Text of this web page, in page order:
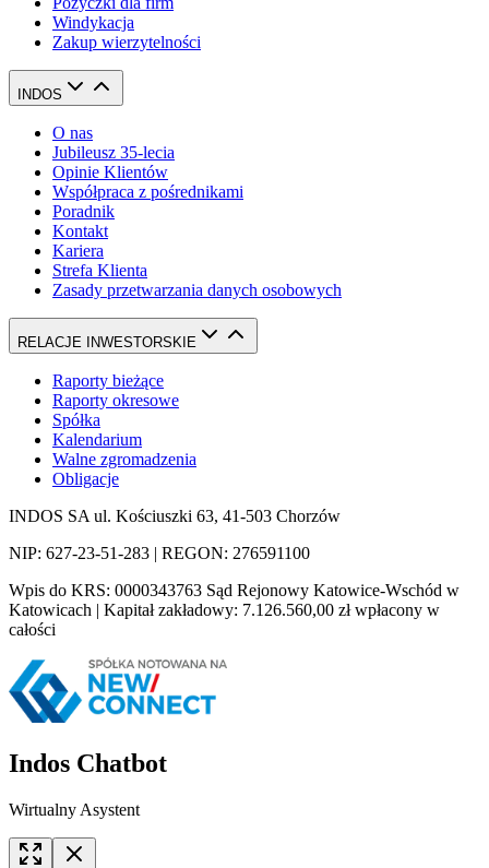
Windykacja
Zakup wierzytelności
INDOS
O nas
Jubileusz 35-lecia
Opinie Klientów
Współpraca z pośrednikami
Poradnik
Kontakt
Kariera
Strefa Klienta
Zasady przetwarzania danych osobowych
RELACJE INWESTORSKIE
Raporty bieżące
Raporty okresowe
Spółka
Kalendarium
Walne zgromadzenia
Obligacje
INDOS SA ul. Kościuszki 63, 41-503 Chorzów
NIP: 627-23-51-283 | REGON: 276591100
Wpis do KRS: 0000343763 Sąd Rejonowy Katowice-Wschód w
Katowicach | Kapitał zakładowy: 7.126.560,00 zł wpłacony w
całości
Indos Chatbot
Wirtualny Asystent